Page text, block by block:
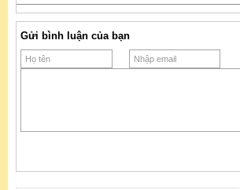
Gửi bình luận của bạn